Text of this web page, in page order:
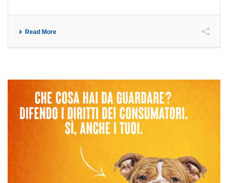
Read More